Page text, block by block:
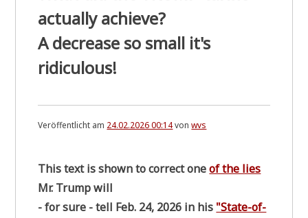
actually achieve?
A decrease so small it's
ridiculous!
Veröffentlicht am 24.02.2026 00:14vonwvs
This text is shown to cor­rect oneof the lies
Mr. Trump will
- for sure - tell Feb. 24, 2026 in his "Sta­te-of-